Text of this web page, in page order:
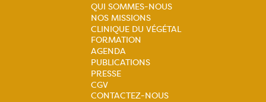
Navigation
principale
QUI SOMMES-NOUS
NOS MISSIONS
CLINIQUE DU VÉGÉTAL
FORMATION
AGENDA
PUBLICATIONS
PRESSE
CGV
CONTACTEZ-NOUS